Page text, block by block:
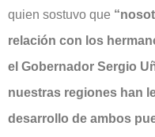
quien sostuvo que
relación con los
el Gobernador Sergio
nuestras regiones han
desarrollo de ambos